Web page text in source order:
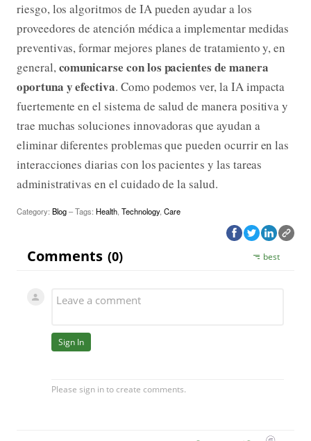
riesgo, los algoritmos de IA pueden ayudar a los
proveedores de atención médica a implementar medidas
preventivas, formar mejores planes de tratamiento y, en
general,comunicarse con los pacientes de manera
oportuna y efectiva. Como podemos ver, la IA impacta
fuertemente en el sistema de salud de manera positiva y
trae muchas soluciones innovadoras que ayudan a
eliminar diferentes problemas que pueden ocurrir en las
interacciones diarias con los pacientes y las tareas
administrativas en el cuidado de la salud.
Category: Blog– Tags: Health, Technology, Care